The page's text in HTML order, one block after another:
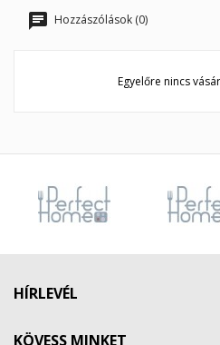
Hozzászólások (0)
Egyelőre nincs
HÍRLEVÉL
KÖVESS MINKET